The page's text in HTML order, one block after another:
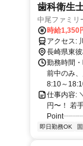
歯科衛生
中尾ファミリ
時給1,350
長崎県東
勤務時間
前中のみ
8:10～
仕事内容:
円〜！
即日勤務OK